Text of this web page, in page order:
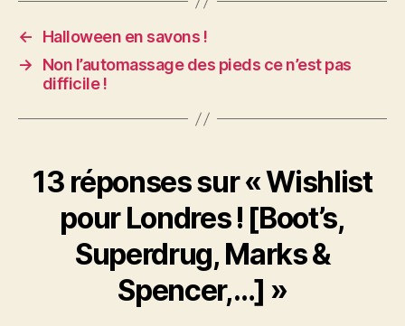
←
Halloween en savons !
→
Non l’automassage des pieds ce n’est pas
difficile !
13 réponses sur « Wishlist
pour Londres ! [Boot’s,
Superdrug, Marks &
Spencer,…] »